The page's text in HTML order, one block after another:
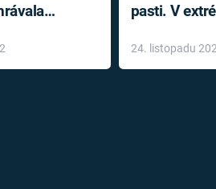
pasti. V
24. listopadu